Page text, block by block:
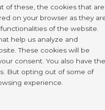
of these, the cookies that are
on your browser as they
of the website.
help us analyze and
These cookies will be
consent. You also have the
But opting out of some of
experience.